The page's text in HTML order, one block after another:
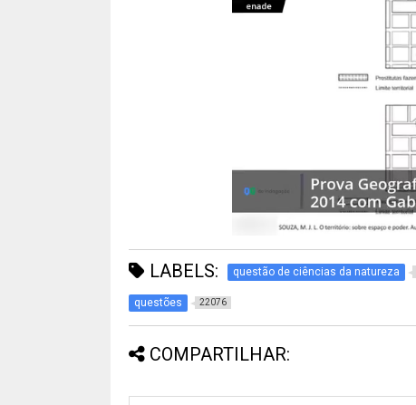
LABELS: questão de ciências da natureza
questões 22076
COMPARTILHAR: